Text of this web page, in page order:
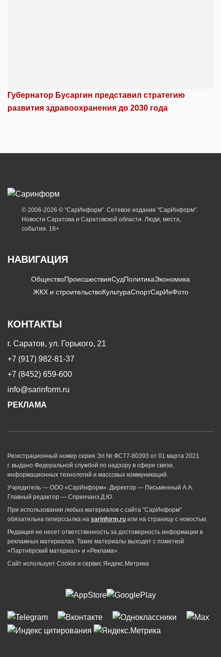
Губернатор Бусаргин представил стратегию
развития здравоохранения до 2030 года
© 2006-2026 © "СарИнформ". Сетевое издание "СарИнформ".
Новости Саратова и Саратовской области. Люди, места,
события. 18+
НАВИГАЦИЯ
ОбществоПроисшествияСудПолитикаЭкономика
ЖКХ и строительствоКультураСпортСарИнФото
КОНТАКТЫ
г. Саратов, ул. Горького, 21
+7 (917) 982-81-37
+7 (8452) 659-600
info@sarinform.ru
РЕКЛАМА
Регистрационный номер серия Эл № ФС77-80393 от 01 марта 2021
г. выдано Федеральной службой по надзору в сфере связи,
информационных технологий и массовых коммуникаций.
Учредитель — ООО «СарИнформ». Директор — Письменный А.А.
Главный редактор — Спринчанэ Д.Ю.
При использовании любых материалов с сайта "СарИнформ"
обязательна гиперссылка на sarinform.ru или на страницу с новостью.
Редакция не несет ответственность за достоверность информации в
рекламных материалах. Такие материалы выходят с пометкой
«Партнёрский материал» и «Реклама».
Сайт использует Cookie и сервиc Яндекс.Метрика